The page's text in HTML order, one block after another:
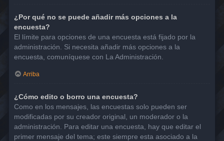
¿Por qué no se puede añadir más opciones a la
encuesta?
El límite para opciones de una encuesta está fijado por la
administración. Si necesita añadir más opciones a la
encuesta, comuníquese con La Administración.
Arriba
¿Cómo edito o borro una encuesta?
Como en los mensajes, las encuestas solo pueden ser
modificadas por su creador original, un moderador o la
administración. Para editar una encuesta, hay que editar el
primer mensaje del tema; este siempre esta asociado a la